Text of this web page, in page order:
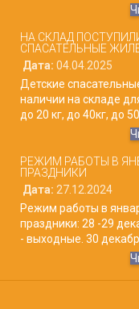
НА СКЛАД
СПАСАТЕЛЬНЫЕ
Дата: 04.04.2025
Детские
наличии на складе
до 20 кг, до 40кг, до 50
РЕЖИМ РАБОТЫ В
ПРАЗДНИКИ
Дата: 27.12.2024
Режим работы в
праздники: 28 -29
- выходные. 30